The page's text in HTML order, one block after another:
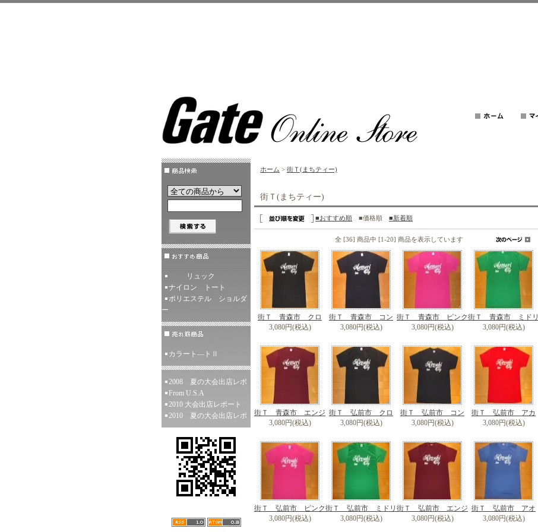
リュック
ナイロン トート
ポリエステル ショルダ
ー
カラート―トⅡ
2008 夏の大会出店レポ
From U.S.A
2010 大会出店レポート
2010 夏の大会出店レポ
ホーム > 街Ｔ(まちティー)
街Ｔ(まちティー)
■おすすめ順 ■価格順 ■新着順
全 [36] 商品中 [1-20] 商品を表示しています
街Ｔ 青森市 クロ
3,080円(税込)
街Ｔ 青森市 コン
3,080円(税込)
街Ｔ 青森市 ピンク
3,080円(税込)
街Ｔ 青森市 ミドリ
3,080円(税込)
街Ｔ 青森市 エンジ
3,080円(税込)
街Ｔ 弘前市 クロ
3,080円(税込)
街Ｔ 弘前市 コン
3,080円(税込)
街Ｔ 弘前市 アカ
3,080円(税込)
街Ｔ 弘前市 ピンク
3,080円(税込)
街Ｔ 弘前市 ミドリ
3,080円(税込)
街Ｔ 弘前市 エンジ
3,080円(税込)
街Ｔ 弘前市 アオ
3,080円(税込)